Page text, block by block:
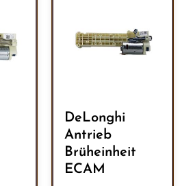
DeLonghi
Antrieb
Brüheinheit
ECAM